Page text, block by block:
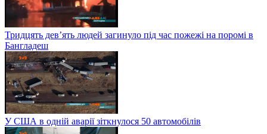
Тридцять дев’ять людей загинуло під час пожежі на поромі в
Бангладеш
У США в одній аварії зіткнулося 50 автомобілів